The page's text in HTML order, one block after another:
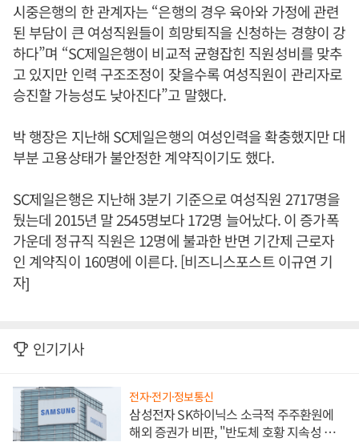
시중은행의 한 관계자는 “은행의 경우 육아와 가정에 관련
된 부담이 큰 여성직원들이 희망퇴직을 신청하는 경향이 강
하다”며 “SC제일은행이 비교적 균형잡힌 직원성비를 맞추
고 있지만 인력 구조조정이 잦을수록 여성직원이 관리자로
승진할 가능성도 낮아진다”고 말했다.
박 행장은 지난해 SC제일은행의 여성인력을 확충했지만 대
부분 고용상태가 불안정한 계약직이기도 했다.
SC제일은행은 지난해 3분기 기준으로 여성직원 2717명을
뒀는데 2015년 말 2545명보다 172명 늘어났다. 이 증가폭
가운데 정규직 직원은 12명에 불과한 반면 기간제 근로자
인 계약직이 160명에 이른다. [비즈니스포스트 이규연 기
자]
인기기사
전자·전기·정보통신
삼성전자 SK하이닉스 소극적 주주환원에
해외 증권가 비판, "반도체 호황 지속성 의